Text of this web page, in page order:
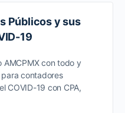
Públicos y sus
19
AMCPMX con todo y
contadores
COVID-19 con CPA,